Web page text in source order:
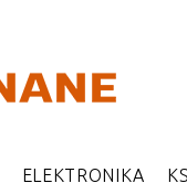
ELEKTRONIKA